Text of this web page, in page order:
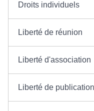
Droits individuels
Liberté de réunion
Liberté d'association
Liberté de publication